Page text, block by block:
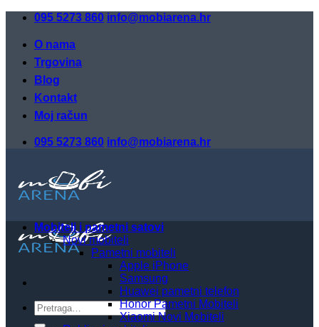
Skip
content
095 5273 860 info@mobiarena.hr
O nama
Trgovina
Blog
Kontakt
Moj račun
095 5273 860 info@mobiarena.hr
Pretraži:
Mobiteli i pametni satovi
Novi mobiteli
Pametni mobiteli
Apple iPhone
Samsung
Huawei pametni telefon
Honor Pametni Mobiteli
Xiaomi Novi Mobiteli